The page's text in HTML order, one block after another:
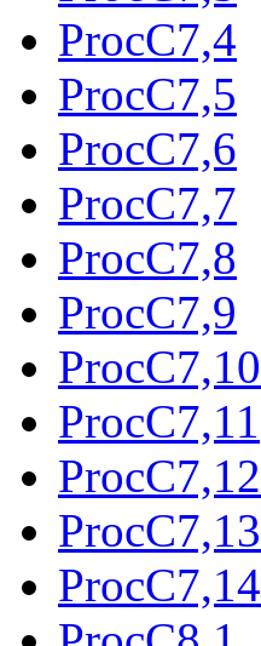
ProcC7,4
ProcC7,5
ProcC7,6
ProcC7,7
ProcC7,8
ProcC7,9
ProcC7,10
ProcC7,11
ProcC7,12
ProcC7,13
ProcC7,14